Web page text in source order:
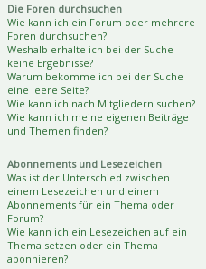
Die Foren durchsuchen
Wie kann ich ein Forum oder mehrere
Foren durchsuchen?
Weshalb erhalte ich bei der Suche
keine Ergebnisse?
Warum bekomme ich bei der Suche
eine leere Seite?
Wie kann ich nach Mitgliedern suchen?
Wie kann ich meine eigenen Beiträge
und Themen finden?
Abonnements und Lesezeichen
Was ist der Unterschied zwischen
einem Lesezeichen und einem
Abonnements für ein Thema oder
Forum?
Wie kann ich ein Lesezeichen auf ein
Thema setzen oder ein Thema
abonnieren?